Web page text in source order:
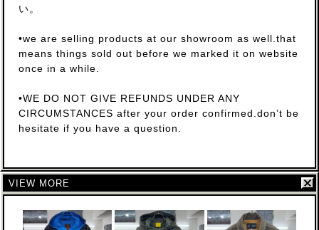
い。
•we are selling products at our showroom as well.that
means things sold out before we marked it on website
once in a while.
•WE DO NOT GIVE REFUNDS UNDER ANY
CIRCUMSTANCES after your order confirmed.don’t be
hesitate if you have a question.
VIEW MORE